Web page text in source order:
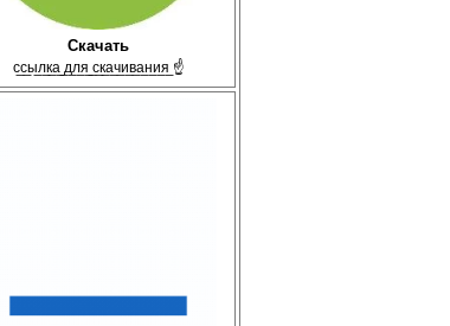
Скачать
с̲с̲ы̲л̲к̲а̲ ̲д̲л̲я̲ ̲с̲к̲а̲ч̲и̲в̲а̲н̲и̲я̲ ☝